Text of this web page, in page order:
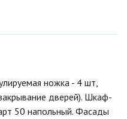
ножка - 4 шт,
дверей). Шкаф-
50 напольный. Фасады